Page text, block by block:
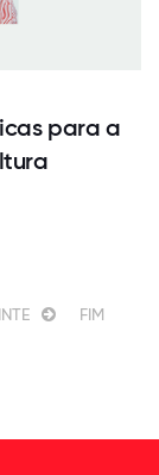
para a
FIM